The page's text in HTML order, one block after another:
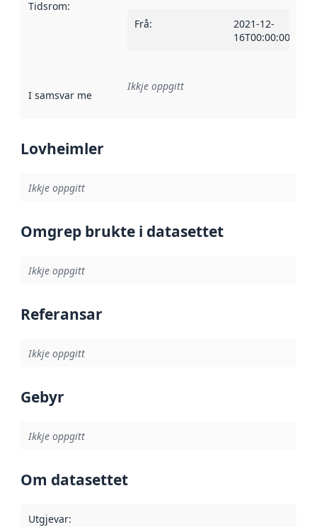
Tidsrom:
Frå:
2021-12-
16T00:00:00Z
I samsvar med Referanse til ei implementeringsregel eller
Ikkje oppgitt
Lovheimler
Ikkje oppgitt
Omgrep brukte i datasettet
Ikkje oppgitt
Referansar
Ikkje oppgitt
Gebyr
Ikkje oppgitt
Om datasettet
Utgjevar: